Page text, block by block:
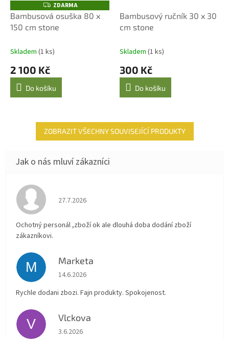
Z
D
A
R
ZDARMA
Bambusová osuška 80 x
150 cm stone
Skladem (1 ks)
2 100 Kč
Do košíku
Bambusový ručník 30 x 30
cm stone
Skladem (1 ks)
300 Kč
Do košíku
ZOBRAZIT VŠECHNY SOUVISEJÍCÍ PRODUKTY
Hodnocení obchodu je 4 z 5 hvězdiček.
27.7.2026
Ochotný personál ,zboží ok ale dlouhá doba dodání zboží
zákazníkovi.
M Marketa
Hodnocení obchodu je 5 z 5 hvězdiček.
14.6.2026
Rychle dodani zbozi. Fajn produkty. Spokojenost.
V Vlckova
Hodnocení obchodu je 5 z 5 hvězdiček.
3.6.2026